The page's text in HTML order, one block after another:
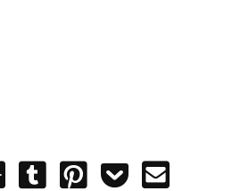
Share
Post
Pin
Add